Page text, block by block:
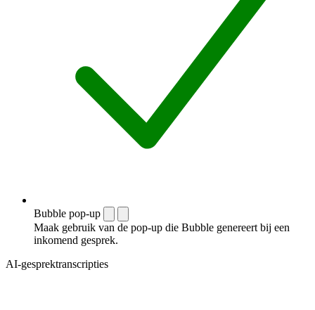
Bubble pop-up
Maak gebruik van de pop-up die Bubble genereert bij een
inkomend gesprek.
AI-gesprektranscripties